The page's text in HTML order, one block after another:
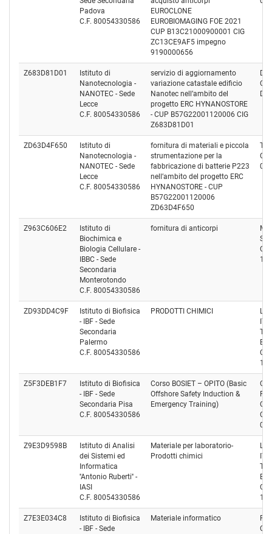
Padova
C.F. 80054330586
EUROCLONE
EUROBIOMAGING FOE 2021
CUP B13C21000900001 CIG
ZC13CE9AF5 impegno
9190000656
Z683D81D01
Istituto di
Nanotecnologia -
NANOTEC - Sede
Lecce
C.F. 80054330586
servizio di aggiornamento
variazione catastale edificio
Nanotec nell’ambito del
progetto ERC HYNANOSTORE
- CUP B57G22001120006 CIG
Z683D81D01
De
ZD63D4F650
Istituto di
Nanotecnologia -
NANOTEC - Sede
Lecce
C.F. 80054330586
fornitura di materiali e piccola
strumentazione per la
fabbricazione di batterie P223
nell’ambito del progetto ERC
HYNANOSTORE - CUP
B57G22001120006
ZD63D4F650
Z963C606E2
Istituto di
Biochimica e
Biologia Cellulare -
IBBC - Sede
Secondaria
Monterotondo
C.F. 80054330586
fornitura di anticorpi
SRL
ZD93DD4C9F
Istituto di Biofisica
- IBF - Sede
Secondaria
Palermo
C.F. 80054330586
PRODOTTI CHIMICI
Z5F3DEB1F7
Istituto di Biofisica
- IBF - Sede
Secondaria Pisa
C.F. 80054330586
Corso BOSIET – OPITO (Basic
Offshore Safety Induction &
Emergency Training)
Z9E3D9598B
Istituto di Analisi
dei Sistemi ed
Informatica
''Antonio Ruberti'' -
IASI
C.F. 80054330586
Materiale per laboratorio-
Prodotti chimici
Z7E3E034C8
Istituto di Biofisica
- IBF - Sede
Materiale informatico